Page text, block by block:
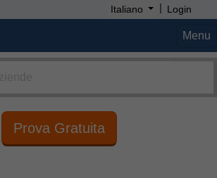
Italiano | Login
Menu
Prova Gratuita